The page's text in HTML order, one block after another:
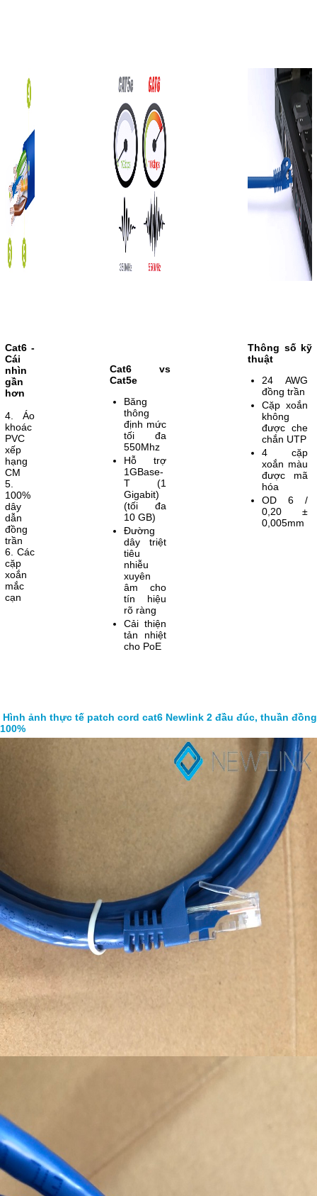
Cat6 -
Cái
nhìn
gần
hơn
4. Áo
khoác
PVC
xếp
hạng
CM
5.
100%
dây
dẫn
đồng
trần
6. Các
cặp
xoắn
mắc
cạn
Cat6 vs
Cat5e
Băng
thông
định mức
tối đa
550Mhz
Hỗ trợ
1GBase-
T (1
Gigabit)
(tối đa
10 GB)
Đường
dây triệt
tiêu
nhiễu
xuyên
âm cho
tín hiệu
rõ ràng
Cải thiện
tản nhiệt
cho PoE
Thông số kỹ
thuật
24 AWG
đồng trần
Cặp xoắn
không
được che
chắn UTP
4 cặp
xoắn màu
được mã
hóa
OD 6 /
0,20 ±
0,005mm
Hình ảnh thực tế patch cord cat6 Newlink 2 đầu đúc, thuần đồng
100%